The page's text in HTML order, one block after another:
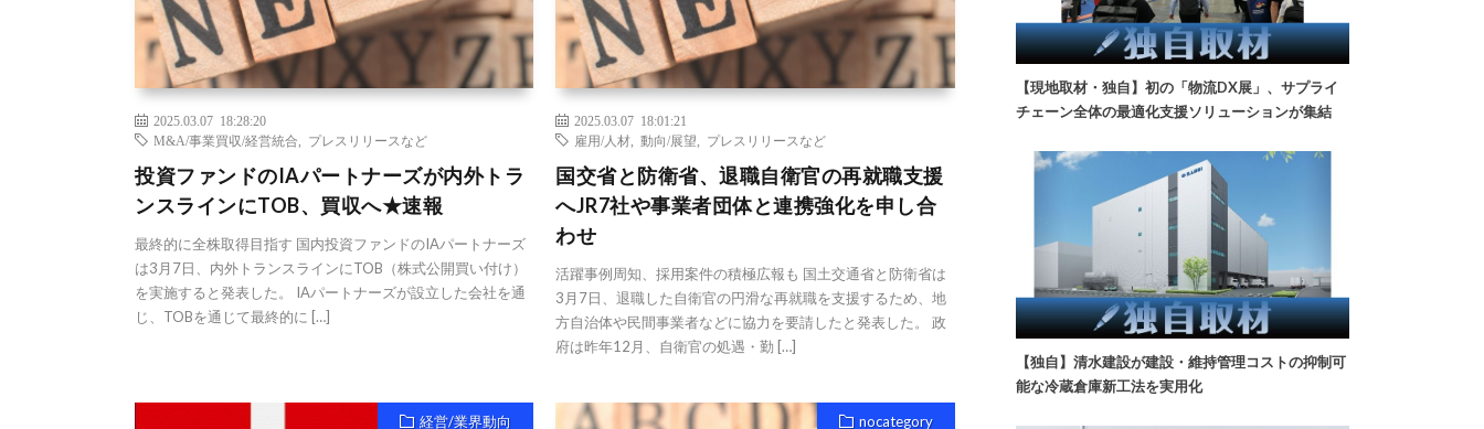
2025.03.07 18:28:20
M&A/事業買収/経営統合
プレスリリースなど
投資ファンドのIAパートナーズが内外トラ
ンスラインにTOB、買収へ★速報
最終的に全株取得目指す 国内投資ファンドのIAパートナーズ
は3月7日、内外トランスラインにTOB（株式公開買い付け）
を実施すると発表した。 IAパートナーズが設立した会社を通
じ、TOBを通じて最終的に […]
2025.03.07 18:01:21
雇用/人材 ,動向/展望 プレスリリースなど
国交省と防衛省、退職自衛官の再就職支援
へJR7社や事業者団体と連携強化を申し合
わせ
活躍事例周知、採用案件の積極広報も 国土交通省と防衛省は
3月7日、退職した自衛官の円滑な再就職を支援するため、地
方自治体や民間事業者などに協力を要請したと発表した。 政
府は昨年12月、自衛官の処遇・勤 […]
経営/業界動向 nocategory
【現地取材・独自】初の「物流DX展」、サプライ
チェーン全体の最適化支援ソリューションが集結
【独自】清水建設が建設・維持管理コストの抑制可
能な冷蔵倉庫新工法を実用化